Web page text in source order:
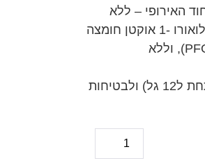
האירופי – ללא
תרכובות אורגניות נדיפות VOC, ללא ממיסים, ללא פרפלואורו -1 אוקטן חומצה
סולפונית (PFOS) וחומצה פרפלואורו- n אוקטנואית (PFOA), וללא
, M1, VOC (מתחת ל12 גל) ולבטיחות
כמות
של